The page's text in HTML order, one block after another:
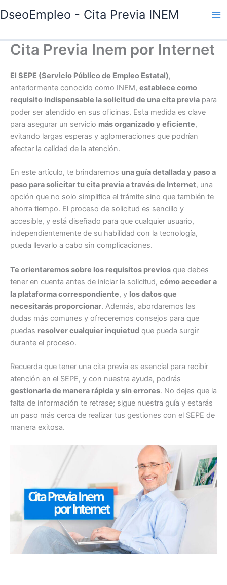
al
DseoEmpleo - Cita Previa INEM
Cita Previa Inem por Internet
El SEPE (Servicio Público de Empleo Estatal),
anteriormente conocido como INEM, establece como
requisito indispensable la solicitud de una cita previa para
poder ser atendido en sus oficinas. Esta medida es clave
para asegurar un servicio más organizado y eficiente,
evitando largas esperas y aglomeraciones que podrían
afectar la calidad de la atención.
En este artículo, te brindaremos una guía detallada y paso a
paso para solicitar tu cita previa a través de Internet, una
opción que no solo simplifica el trámite sino que también te
ahorra tiempo. El proceso de solicitud es sencillo y
accesible, y está diseñado para que cualquier usuario,
independientemente de su habilidad con la tecnología,
pueda llevarlo a cabo sin complicaciones.
Te orientaremos sobre los requisitos previos que debes
tener en cuenta antes de iniciar la solicitud, cómo acceder a
la plataforma correspondiente, y los datos que
necesitarás proporcionar. Además, abordaremos las
dudas más comunes y ofreceremos consejos para que
puedas resolver cualquier inquietud que pueda surgir
durante el proceso.
Recuerda que tener una cita previa es esencial para recibir
atención en el SEPE, y con nuestra ayuda, podrás
gestionarla de manera rápida y sin errores. No dejes que la
falta de información te retrase; sigue nuestra guía y estarás
un paso más cerca de realizar tus gestiones con el SEPE de
manera exitosa.